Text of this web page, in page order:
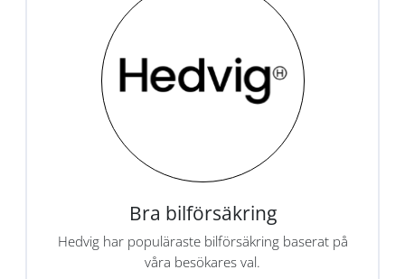
Bra bilförsäkring
Hedvig har populäraste bilförsäkring baserat på
våra besökares val.